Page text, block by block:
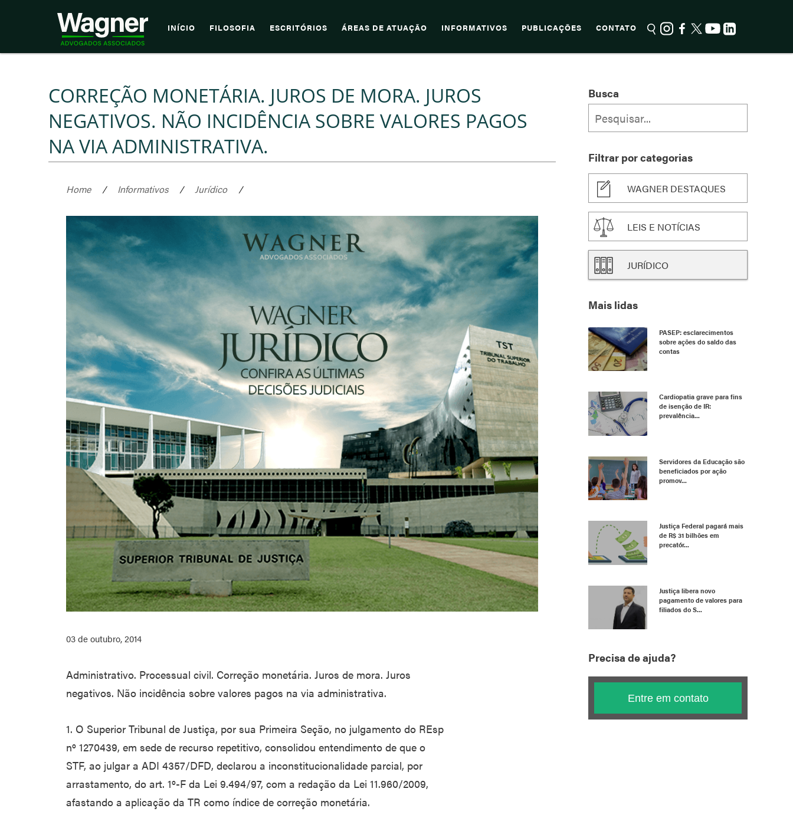
INÍCIO FILOSOFIA ESCRITÓRIOS ÁREAS DE ATUAÇÃO INFORMATIVOS PUBLICAÇÕES CONTATO
CORREÇÃO MONETÁRIA. JUROS DE MORA. JUROS
NEGATIVOS. NÃO INCIDÊNCIA SOBRE VALORES PAGOS
NA VIA ADMINISTRATIVA.
Home / Informativos / Jurídico /
03 de outubro, 2014
Administrativo. Processual civil. Correção monetária. Juros de mora. Juros
negativos. Não incidência sobre valores pagos na via administrativa.
1. O Superior Tribunal de Justiça, por sua Primeira Seção, no julgamento do REsp
nº 1270439, em sede de recurso repetitivo, consolidou entendimento de que o
STF, ao julgar a ADI 4357/DFD, declarou a inconstitucionalidade parcial, por
arrastamento, do art. 1º-F da Lei 9.494/97, com a redação da Lei 11.960/2009,
afastando a aplicação da TR como índice de correção monetária.
Busca
Filtrar por categorias
WAGNER DESTAQUES
LEIS E NOTÍCIAS
JURÍDICO
Mais lidas
PASEP: esclarecimentos
sobre ações do saldo das
contas
Cardiopatia grave para fins
de isenção de IR:
prevalência...
Servidores da Educação são
beneficiados por ação
promov...
Justiça Federal pagará mais
de R$ 31 bilhões em
precatór...
Justiça libera novo
pagamento de valores para
filiados do S...
Precisa de ajuda?
Entre em contato